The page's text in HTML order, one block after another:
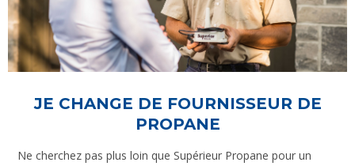
JE CHANGE DE FOURNISSEUR DE
PROPANE
Ne cherchez pas plus loin que Supérieur Propane pour un